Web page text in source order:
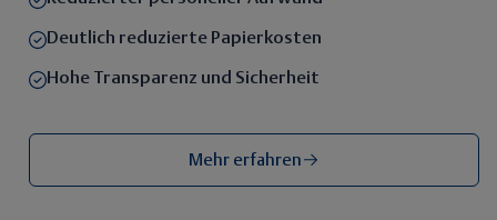
Deutlich reduzierte Papierkosten
Hohe Transparenz und Sicherheit
Mehr erfahren